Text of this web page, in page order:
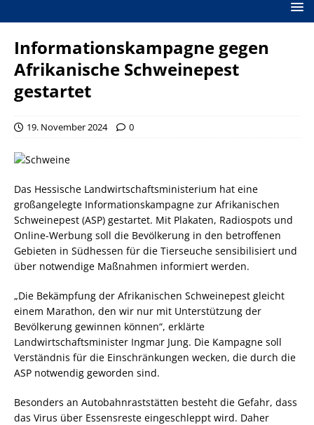
Informationskampagne gegen
Afrikanische Schweinepest
gestartet
19. November 2024 0
Das Hessische Landwirtschaftsministerium hat eine
großangelegte Informationskampagne zur Afrikanischen
Schweinepest (ASP) gestartet. Mit Plakaten, Radiospots und
Online-Werbung soll die Bevölkerung in den betroffenen
Gebieten in Südhessen für die Tierseuche sensibilisiert und
über notwendige Maßnahmen informiert werden.
„Die Bekämpfung der Afrikanischen Schweinepest gleicht
einem Marathon, den wir nur mit Unterstützung der
Bevölkerung gewinnen können“, erklärte
Landwirtschaftsminister Ingmar Jung. Die Kampagne soll
Verständnis für die Einschränkungen wecken, die durch die
ASP notwendig geworden sind.
Besonders an Autobahnraststätten besteht die Gefahr, dass
das Virus über Essensreste eingeschleppt wird. Daher